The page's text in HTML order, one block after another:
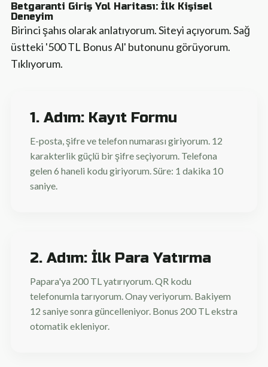
Betgaranti Giriş Yol Haritası: İlk Kişisel
Deneyim
Birinci şahıs olarak anlatıyorum. Siteyi açıyorum. Sağ
üstteki '500 TL Bonus Al' butonunu görüyorum.
Tıklıyorum.
1. Adım: Kayıt Formu
E-posta, şifre ve telefon numarası giriyorum. 12
karakterlik güçlü bir şifre seçiyorum. Telefona
gelen 6 haneli kodu giriyorum. Süre: 1 dakika 10
saniye.
2. Adım: İlk Para Yatırma
Papara'ya 200 TL yatırıyorum. QR kodu
telefonumla tarıyorum. Onay veriyorum. Bakiyem
12 saniye sonra güncelleniyor. Bonus 200 TL ekstra
otomatik ekleniyor.